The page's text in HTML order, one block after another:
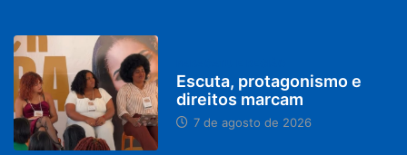
Escuta, protagonismo e
direitos marcam
7 de agosto de 2026